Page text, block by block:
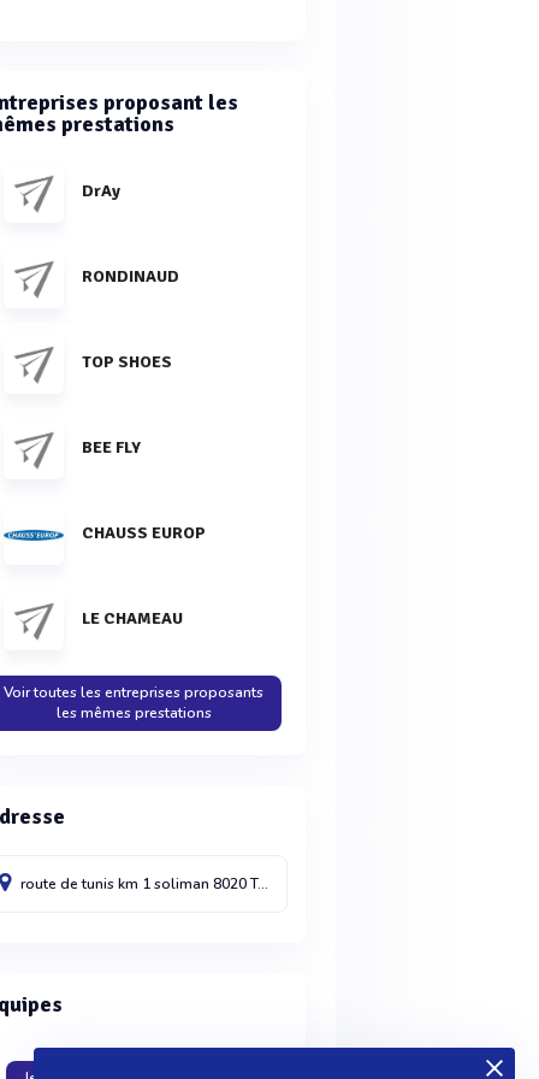
proposant les
prestations
DrAy
RONDINAUD
TOP SHOES
BEE FLY
CHAUSS EUROP
LE CHAMEAU
Voir toutes les entreprises proposants
les mêmes prestations
route de tunis km 1soliman8020Tunisie